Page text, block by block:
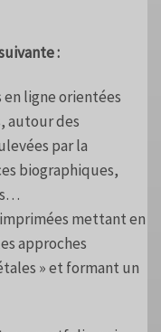
:
en ligne orientées
autour des
par la
biographiques,
mettant en
approches
» et formant un